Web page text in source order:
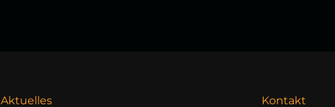
Aktuelles Kontakt